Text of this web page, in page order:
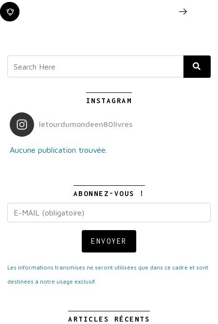
INSTAGRAM
letourdumondeen80livres
Aucune publication trouvée.
ABONNEZ-VOUS !
ENVOYER
Les informations transmises ne seront utilisées que dans ce cadre et sont
destinées à notre usage exclusif.
ARTICLES RÉCENTS